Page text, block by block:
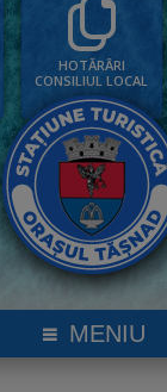
HOTĂRÂRI
CONSILIUL LOCAL
MENIU